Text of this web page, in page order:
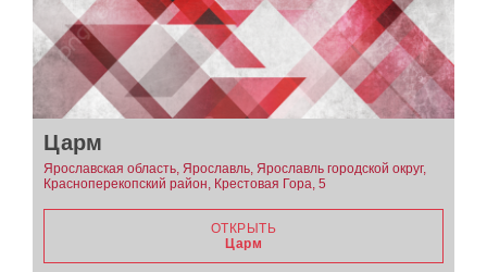
Царм
Ярославская область, Ярославль, Ярославль городской округ,
Красноперекопский район, Крестовая Гора, 5
ОТКРЫТЬ
Царм